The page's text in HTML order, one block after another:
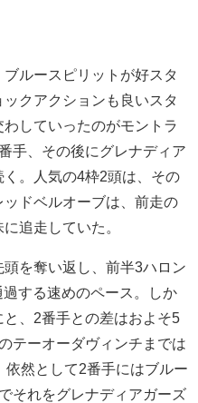
ルースピリットが好スタ
クアクションも良いスタ
していったのがモントラ
手、その後にグレナディア
。人気の4枠2頭は、その
ドベルオーブは、前走の
追走していた。
を奪い返し、前半3ハロン
する速めのペース。しか
、2番手との差はおよそ5
テーオーダヴィンチまでは
然として2番手にはブルー
それをグレナディアガーズ